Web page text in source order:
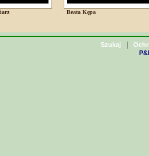
Beata Kępa
Szukaj |